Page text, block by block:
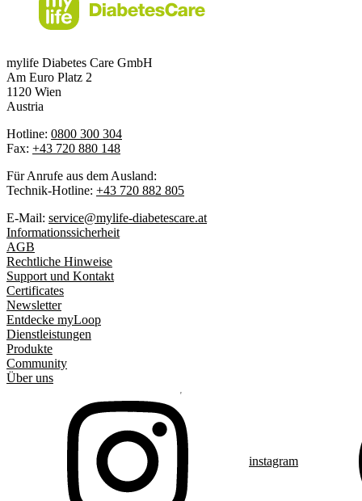
mylife Diabetes Care GmbH
Am Euro Platz 2
1120 Wien
Austria
Hotline: 0800 300 304
Fax: +43 720 880 148
Für Anrufe aus dem Ausland:
Technik-Hotline: +43 720 882 805
E-Mail: service@mylife-diabetescare.at
Informationssicherheit
AGB
Rechtliche Hinweise
Support und Kontakt
Certificates
Newsletter
Entdecke myLoop
Dienstleistungen
Produkte
Community
Über uns
instagram